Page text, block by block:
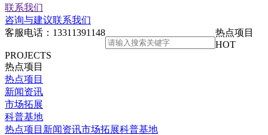
联系我们
咨询与建议联系我们
客服电话： 13311391148
热点项目
HOT
PROJECTS
热点项目
热点项目
新闻资讯
市场拓展
科普基地
热点项目 新闻资讯市场拓展科普基地